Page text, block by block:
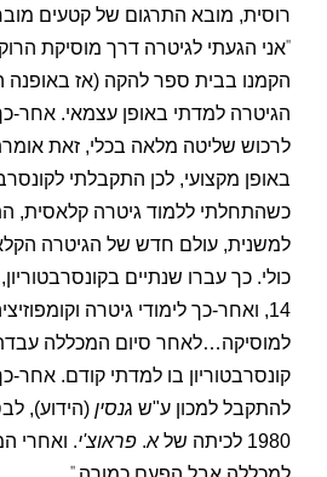
רוסית, מובא התרגום של קטעים
"אני הגעתי לגיטרה דרך מוסיקת
הקמנו בבית ספר להקה (אז באופנה
הגיטרה למדתי באופן עצמאי. אחר-
לרכוש שליטה מלאה בכלי, זאת
באופן מקצועי, לכן התקבלתי
כשהתחלתי ללמוד גיטרה קלאסית,
למשנית, עולם חדש של הגיטרה
כולי. כך עברו שנתיים
14, ואחר-כך לימודי גיטרה
למוסיקה…לאחר סיום המכללה
קונסרבטוריון בו למדתי קודם. אחר-
להתקבל למכון ע"ש גנסין (הידוע),
1980 לכיתה של
א. פראוצ'י. ואחרי